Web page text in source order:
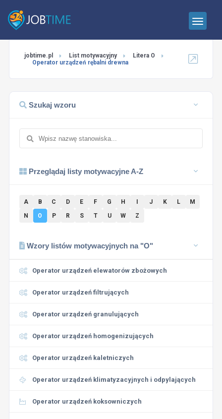
jobtime.pl List motywacyjny
Litera O
Operator urządzeń rębalni drewna
Szukaj wzoru
Przeglądaj listy motywacyjne A-Z
A B C D E F G H J K L
M
N
O P R S T U W Z
Wzory listów motywacyjnych na "O"
Operator urządzeń elewatorów zbożowych
Operator urządzeń filtrujących
Operator urządzeń granulujących
Operator urządzeń homogenizujących
Operator urządzeń kaletniczych
Operator urządzeń klimatyzacyjnych i odpylających
Operator urządzeń koksowniczych